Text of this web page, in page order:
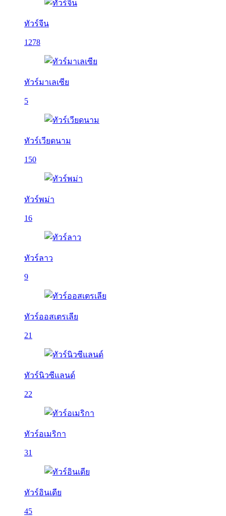
ทัวร์จีน
1278
ทัวร์มาเลเซีย
5
ทัวร์เวียดนาม
150
ทัวร์พม่า
16
ทัวร์ลาว
9
ทัวร์ออสเตรเลีย
21
ทัวร์นิวซีแลนด์
22
ทัวร์อเมริกา
31
ทัวร์อินเดีย
45